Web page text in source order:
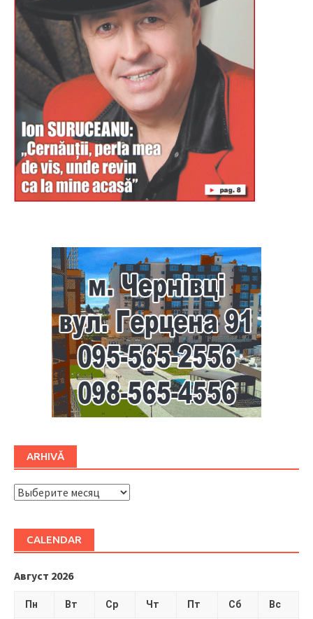
ARHIVĂ
ARHIVĂ
CALENDAR
Август 2026
Пн Вт Ср Чт Пт Сб Вс